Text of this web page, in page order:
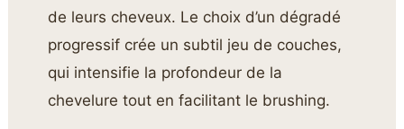
de leurs cheveux. Le choix d’un dégradé
progressif crée un subtil jeu de couches,
qui intensifie la profondeur de la
chevelure tout en facilitant le brushing.